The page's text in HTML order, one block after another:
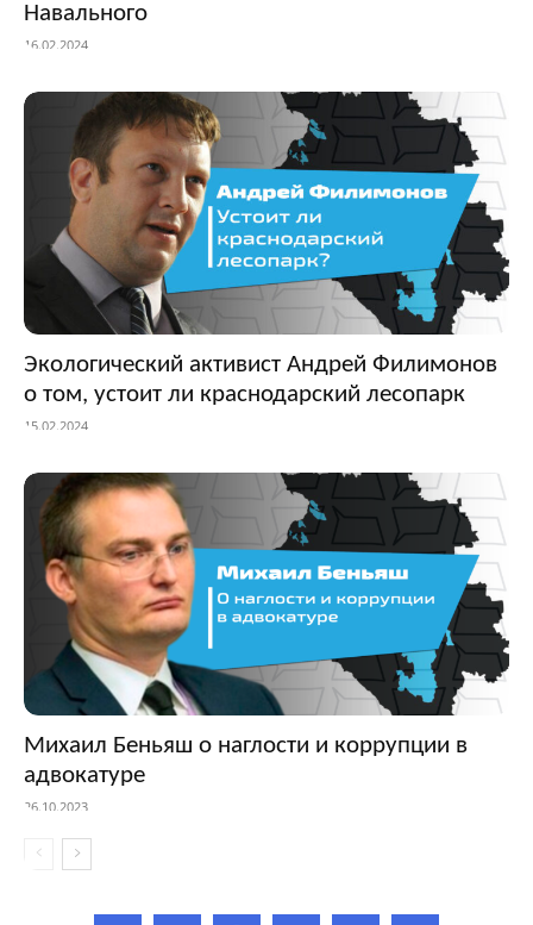
Навального
16.02.2024
Экологический активист Андрей Филимонов
о том, устоит ли краснодарский лесопарк
15.02.2024
Михаил Беньяш о наглости и коррупции в
адвокатуре
26.10.2023